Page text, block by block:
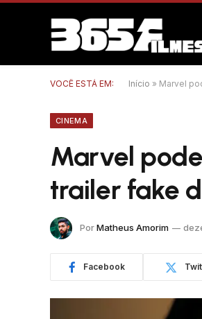
VOCÊ ESTÁ EM: Início » Marvel
CINEMA
Marvel
trailer fake
PorMatheus Amorim
Facebook